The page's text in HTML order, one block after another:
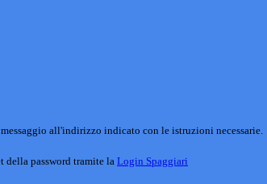
all'indirizzo indicato con le istruzioni necessarie.
della password tramite la Login Spaggiari